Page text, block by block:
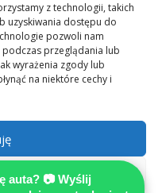
z technologii, takich
uzyskiwania dostępu do
pozwoli nam
przeglądania lub
wyrażenia zgody lub
na niektóre cechy i
auta? 📷 Wyślij